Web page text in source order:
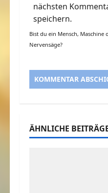
nächsten
speichern.
Bist du ein Mensch, Maschine
Nervensäge?
ÄHNLICHE